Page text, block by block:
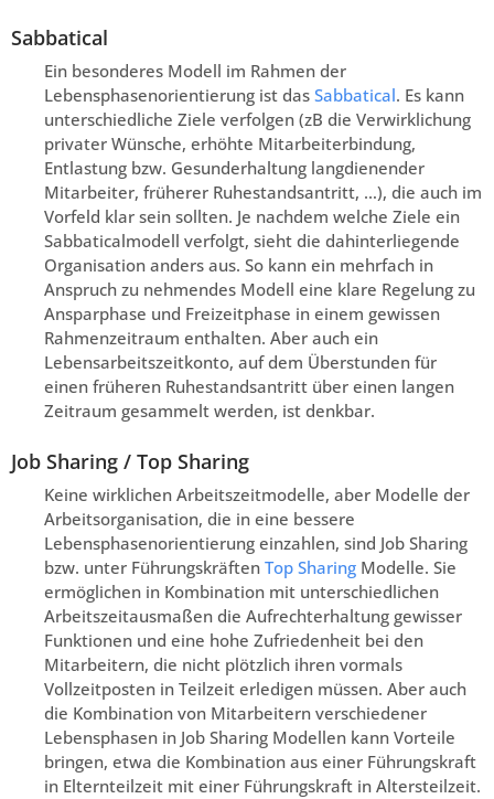
Sabbatical
Ein besonderes Modell im Rahmen der
Lebensphasenorientierung ist das Sabbatical. Es kann
unterschiedliche Ziele verfolgen (zB die Verwirklichung
privater Wünsche, erhöhte Mitarbeiterbindung,
Entlastung bzw. Gesunderhaltung langdienender
Mitarbeiter, früherer Ruhestandsantritt, …), die auch im
Vorfeld klar sein sollten. Je nachdem welche Ziele ein
Sabbaticalmodell verfolgt, sieht die dahinterliegende
Organisation anders aus. So kann ein mehrfach in
Anspruch zu nehmendes Modell eine klare Regelung zu
Ansparphase und Freizeitphase in einem gewissen
Rahmenzeitraum enthalten. Aber auch ein
Lebensarbeitszeitkonto, auf dem Überstunden für
einen früheren Ruhestandsantritt über einen langen
Zeitraum gesammelt werden, ist denkbar.
Job Sharing / Top Sharing
Keine wirklichen Arbeitszeitmodelle, aber Modelle der
Arbeitsorganisation, die in eine bessere
Lebensphasenorientierung einzahlen, sind Job Sharing
bzw. unter Führungskräften Top Sharing Modelle. Sie
ermöglichen in Kombination mit unterschiedlichen
Arbeitszeitausmaßen die Aufrechterhaltung gewisser
Funktionen und eine hohe Zufriedenheit bei den
Mitarbeitern, die nicht plötzlich ihren vormals
Vollzeitposten in Teilzeit erledigen müssen. Aber auch
die Kombination von Mitarbeitern verschiedener
Lebensphasen in Job Sharing Modellen kann Vorteile
bringen, etwa die Kombination aus einer Führungskraft
in Elternteilzeit mit einer Führungskraft in Altersteilzeit.